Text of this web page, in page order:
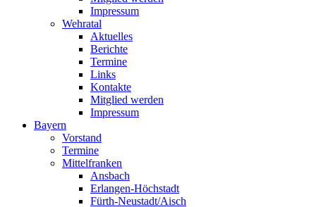
Impressum
Wehratal
Aktuelles
Berichte
Termine
Links
Kontakte
Mitglied werden
Impressum
Bayern
Vorstand
Termine
Mittelfranken
Ansbach
Erlangen-Höchstadt
Fürth-Neustadt/Aisch